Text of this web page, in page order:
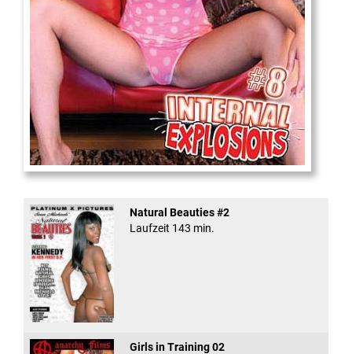
Internal Explosionen
Natural Beauties #2
Laufzeit 143 min.
Girls in Training 02